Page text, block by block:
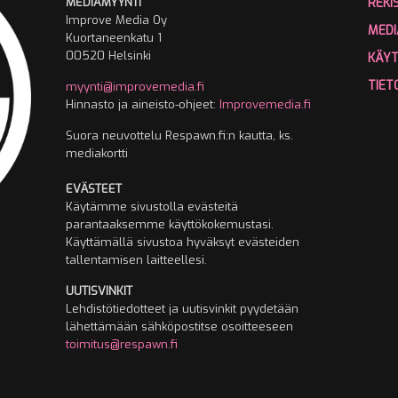
Improve Media Oy
Kuortaneenkatu 1
00520 Helsinki
myynti@improvemedia.fi
Hinnasto ja aineisto-ohjeet: Improvemedia.fi
Suora neuvottelu Respawn.fi:n kautta, ks.
mediakortti
EVÄSTEET
Käytämme sivustolla evästeitä
parantaaksemme käyttökokemustasi.
Käyttämällä sivustoa hyväksyt evästeiden
tallentamisen laitteellesi.
UUTISVINKIT
Lehdistötiedotteet ja uutisvinkit pyydetään
lähettämään sähköpostitse osoitteeseen
toimitus@respawn.fi